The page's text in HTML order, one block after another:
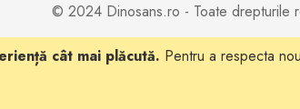
cât mai plăcută. Pentru a respecta
© 2024 Dinosans.ro - Toate drepturile
Un produs eCommerce Spiral Advertisingsi